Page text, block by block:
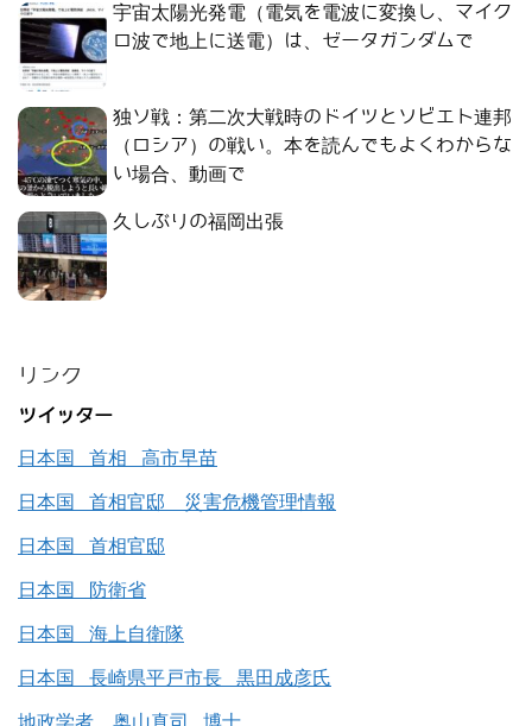
宇宙太陽光発電（電気を電波に変換し、マイク
ロ波で地上に送電）は、ゼータガンダムで
独ソ戦：第二次大戦時のドイツとソビエト連邦
（ロシア）の戦い。本を読んでもよくわからな
い場合、動画で
久しぶりの福岡出張
リンク
ツイッター
日本国 首相 高市早苗
日本国 首相官邸 災害危機管理情報
日本国 首相官邸
日本国 防衛省
日本国 海上自衛隊
日本国 長崎県平戸市長 黒田成彦氏
地政学者 奥山真司 博士